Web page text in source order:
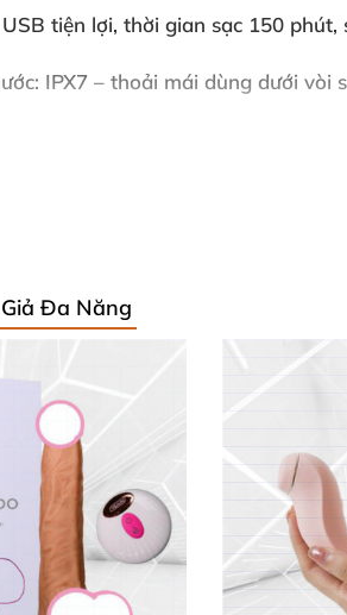
tiện lợi, thời gian sạc 150 phút,
: IPX7 – thoải mái dùng dưới vòi
& Chăm Sóc Đơn Giản
rung Obsession Desire bằng nước
, mang lại cảm giác lướt êm ái .
Đa Năng